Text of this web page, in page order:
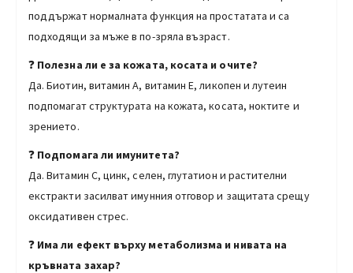
поддържат нормалната функция на простатата и са
подходящи за мъже в по-зряла възраст.
❓ Полезна ли е за кожата, косата и очите?
Да. Биотин, витамин А, витамин Е, ликопен и лутеин
подпомагат структурата на кожата, косата, ноктите и
зрението.
❓ Подпомага ли имунитета?
Да. Витамин С, цинк, селен, глутатион и растителни
екстракти засилват имунния отговор и защитата срещу
оксидативен стрес.
❓ Има ли ефект върху метаболизма и нивата на
кръвната захар?